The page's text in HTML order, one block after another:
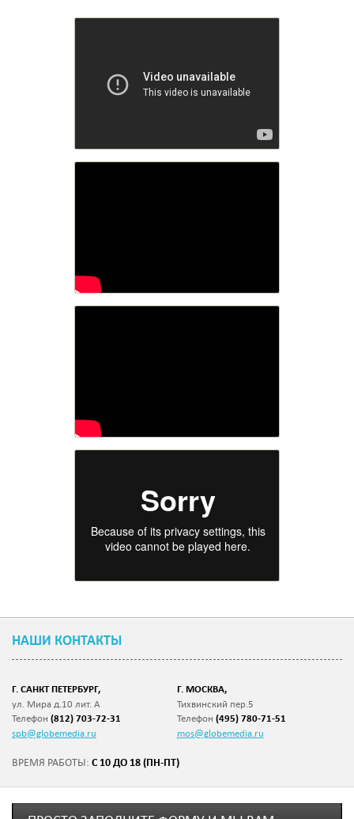
НАШИ КОНТАКТЫ
Г. САНКТ ПЕТЕРБУРГ,
ул. Мира д.10 лит. А
Телефон (812) 703-72-31
spb@globemedia.ru
Г. МОСКВА,
Тихвинский пер.5
Телефон (495) 780-71-51
mos@globemedia.ru
ВРЕМЯ РАБОТЫ: С 10 ДО 18 (ПН-ПТ)